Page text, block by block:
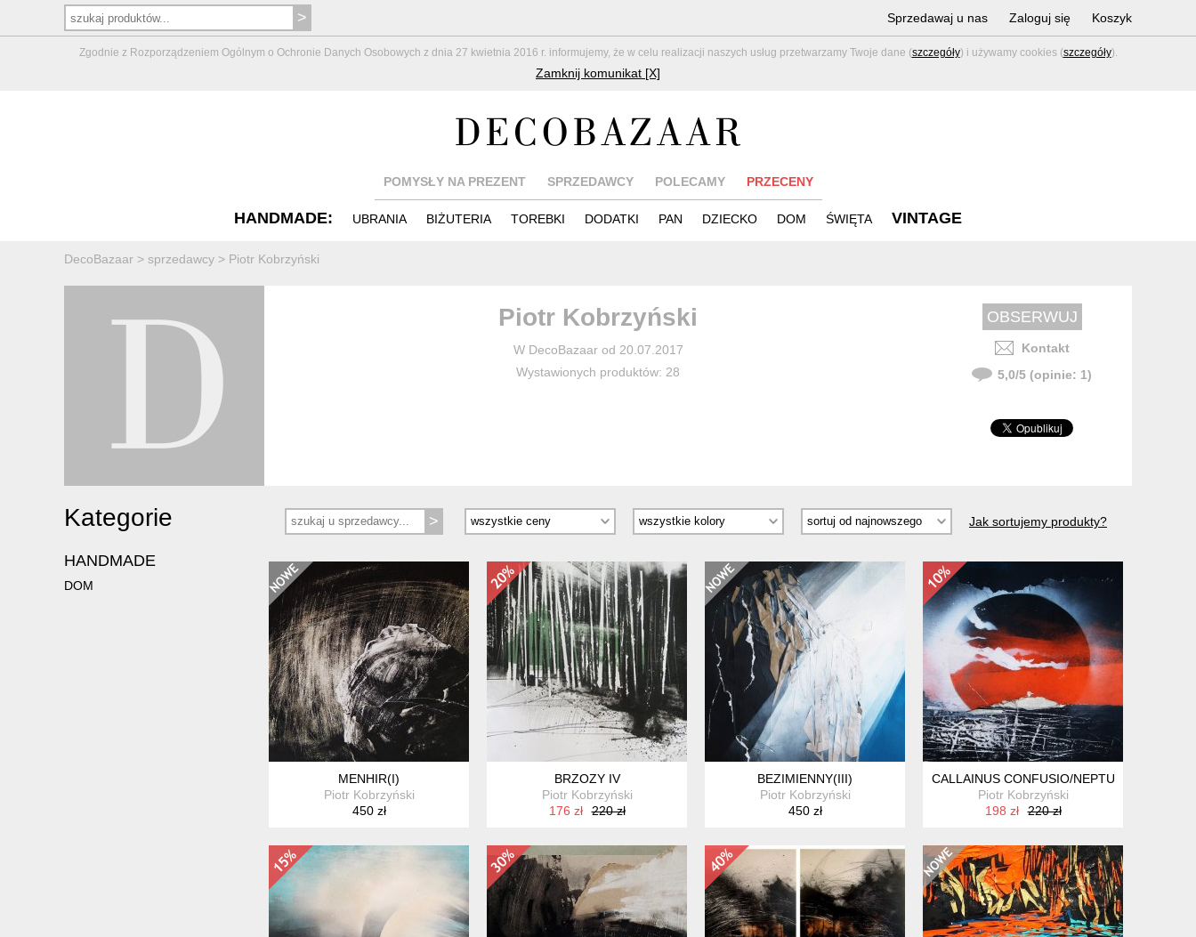
Zgodnie z Rozporządzeniem Ogólnym o Ochronie Danych Osobowych z dnia 27 kwietnia 2016 r. informujemy, że w celu realizacji naszych usług przetwarzamy Twoje dane (szczegóły) i używamy cookies (szczegóły).
Zamknij komunikat [X]
Sprzedawaj u nas Zaloguj się Koszyk
POMYSŁY NA PREZENT SPRZEDAWCY POLECAMY PRZECENY
HANDMADE: UBRANIA BIŻUTERIA TOREBKI DODATKI PAN DZIECKO DOM ŚWIĘTA VINTAGE
DecoBazaar > sprzedawcy > Piotr Kobrzyński
Kontakt
5,0/5 (opinie: 1)
Piotr Kobrzyński
W DecoBazaar od 20.07.2017
Wystawionych produktów: 28
Kategorie
HANDMADE
DOM
Jak sortujemy produkty?
MENHIR(I)
Piotr Kobrzyński
450 zł
BRZOZY IV
Piotr Kobrzyński
176 zł
220 zł
BEZIMIENNY(III)
Piotr Kobrzyński
450 zł
CALLAINUS CONFUSIO/NEPTUN(III)
Piotr Kobrzyński
198 zł
220 zł